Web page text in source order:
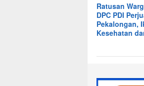
Ratusan
DPC PDI
Pekalongan,
Kesehatan